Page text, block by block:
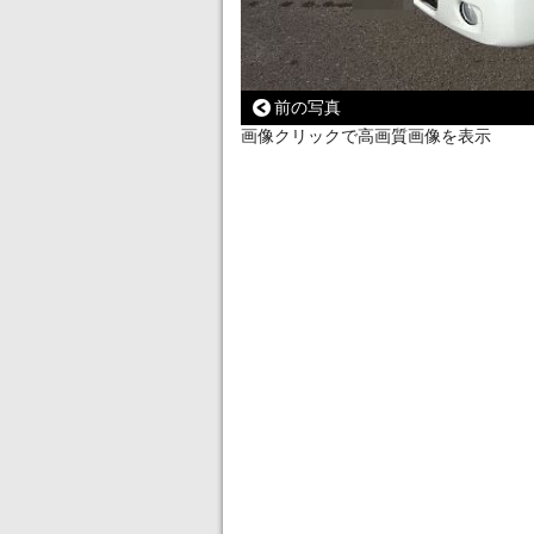
前の写真
画像クリックで高画質画像を表示